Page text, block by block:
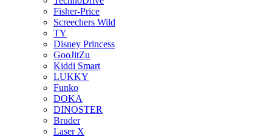
Fisher-Price
Screechers Wild
TY
Disney Princess
GooJitZu
Kiddi Smart
LUKKY
Funko
DOKA
DINOSTER
Bruder
Laser X